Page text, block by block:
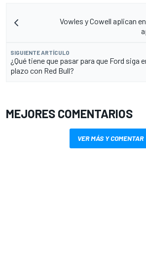
Vowles y Cowell aplican
SIGUIENTE ARTÍCULO
¿Qué tiene que pasar para que Ford siga
plazo con Red Bull?
MEJORES COMENTARIOS
VER MÁS Y COMENTAR